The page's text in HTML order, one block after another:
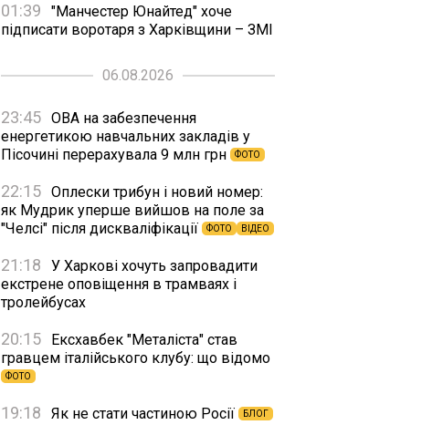
01:39
"Манчестер Юнайтед" хоче
підписати воротаря з Харківщини – ЗМІ
06.08.2026
23:45 ОВА на забезпечення
енергетикою навчальних закладів у
Пісочині перерахувала 9 млн грн
ФОТО
22:15 Оплески трибун і новий номер:
як Мудрик уперше вийшов на поле за
"Челсі" після дискваліфікації
ФОТО ВІДЕО
21:18
У Харкові хочуть запровадити
екстрене оповіщення в трамваях і
тролейбусах
20:15
Ексхавбек "Металіста" став
гравцем італійського клубу: що відомо
ФОТО
19:18 Як не стати частиною Росії БЛОГ